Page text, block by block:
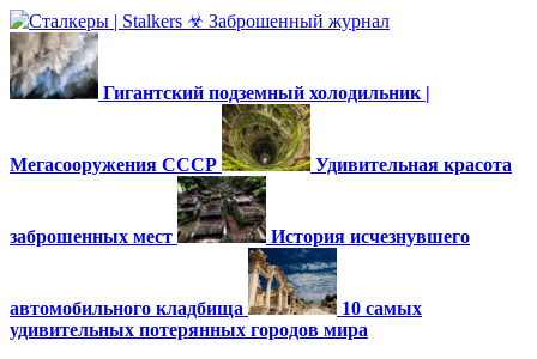
Гигантский подземный холодильник |
Мегасооружения СССР Удивительная красота
заброшенных мест История исчезнувшего
автомобильного кладбища
10 самых
удивительных потерянных городов мира